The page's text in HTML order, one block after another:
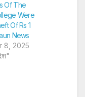
Of The
Were
Of Rs 1
News
8, 2025